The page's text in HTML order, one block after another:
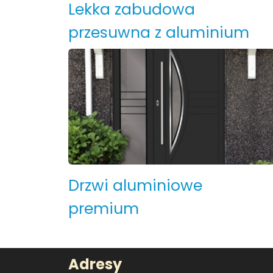
Lekka zabudowa
przesuwna z aluminium
Drzwi aluminiowe
premium
Adresy